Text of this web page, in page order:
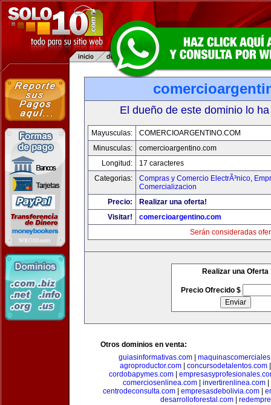
El dueño de este dominio lo
Mayusculas:
COMERCIOARGENTINO.COM
Minusculas:
comercioargentino.com
Longitud:
17 caracteres
Categorias:
Compras y Comercio ElectrÃ³nico,
Comercializacion
Precio:
Realizar una oferta!
Visitar!
comercioargentino.com
Serán consideradas
Realizar una Oferta
Precio Ofrecido $
Otros dominios en venta:
guiasinformativas.com
agroproductor.com
concursodetalentos.com
cordobapymes.com|
comerciosenlinea.com
invertirenlinea.com
centrodeconsulta.com
empresasdebolivia.com
desarrolloforestal.com